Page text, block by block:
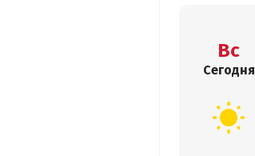
Вс
Сегодня